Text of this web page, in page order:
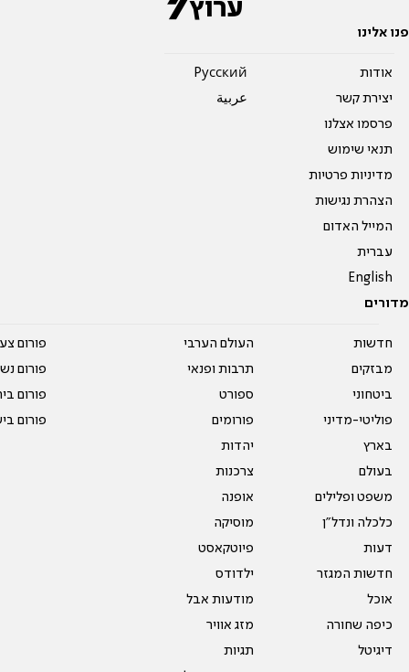
פנו אלינו
אודות
יצירת קשר
פרסמו אצלנו
תנאי שימוש
מדיניות פרטיות
הצהרת נגישות
המייל האדום
עברית
English
Pусский
عربية
מדורים
חדשות
מבזקים
ביטחוני
פוליטי-מדיני
בארץ
בעולם
משפט ופלילים
כלכלה ונדל"ן
דעות
חדשות המגזר
אוכל
כיפה שחורה
דיגיטל
העולם הערבי
תרבות ופנאי
ספורט
פורומים
יהדות
צרכנות
אופנה
מוסיקה
פיוטקאסט
ילדודס
מודעות אבל
מזג אוויר
תגיות
פורום
פורום
פורום
פורום